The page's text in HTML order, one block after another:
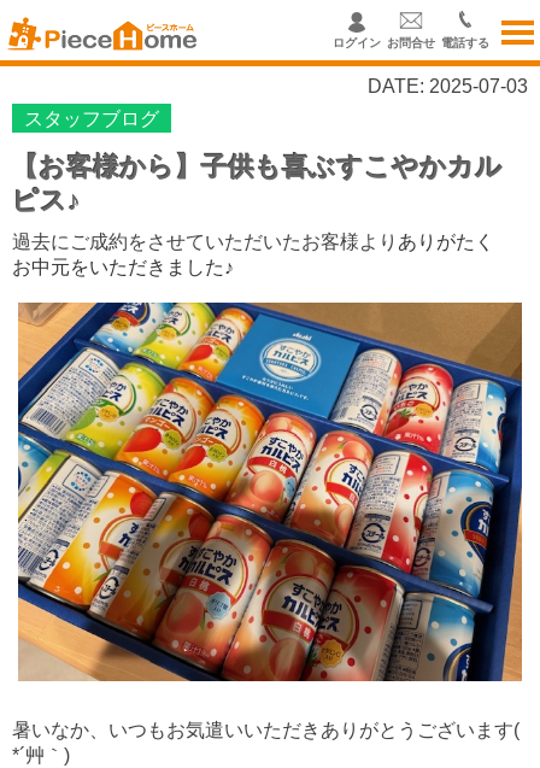
ログイン お問合せ 電話する
DATE: 2025-07-03
スタッフブログ
【お客様から】子供も喜ぶすこやかカル
ピス♪
過去にご成約をさせていただいたお客様より ありがたく
お中元をいただきました♪
暑いなか、いつもお気遣いいただきありがとうございます(
*´艸｀)